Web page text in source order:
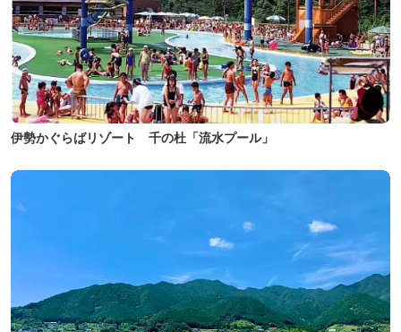
伊勢かぐらばリゾート 千の杜「流水プール」